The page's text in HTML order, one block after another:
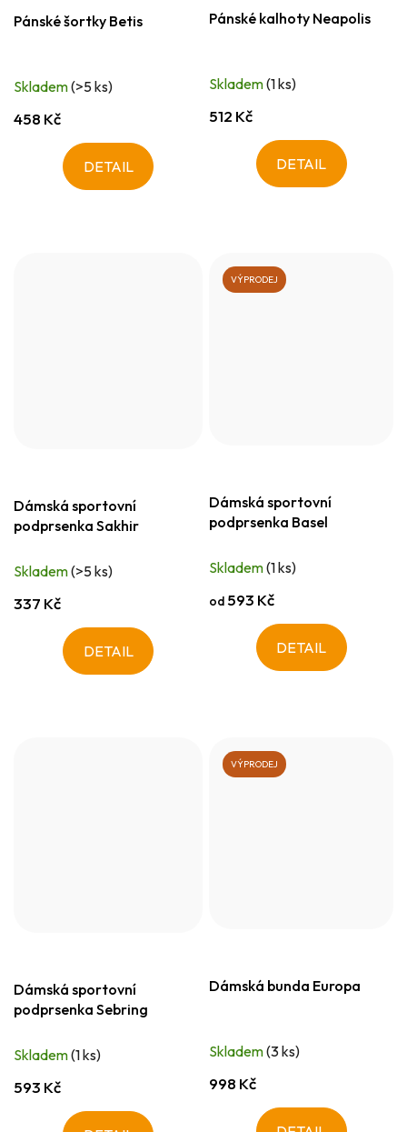
Pánské šortky Betis
Skladem(>5 ks)
458 Kč
DETAIL
Pánské kalhoty Neapolis
Skladem(1 ks)
512 Kč
DETAIL
Dámská sportovní
podprsenka Sakhir
Skladem(>5 ks)
337 Kč
DETAIL
VÝPRODEJ
Dámská sportovní
podprsenka Basel
Skladem(1 ks)
od 593 Kč
DETAIL
Dámská sportovní
podprsenka Sebring
Skladem(1 ks)
593 Kč
VÝPRODEJ
Dámská bunda Europa
Skladem(3 ks)
998 Kč